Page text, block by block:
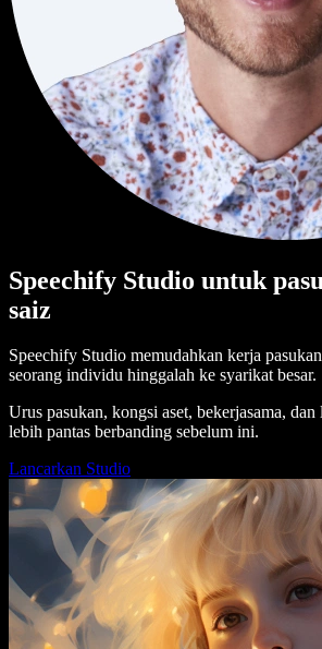
Speechify Studio untuk
saiz
Speechify Studio memudahkan kerja
seorang individu hinggalah ke syarikat besar.
Urus pasukan, kongsi aset, bekerjasama,
lebih pantas berbanding sebelum ini.
Lancarkan Studio